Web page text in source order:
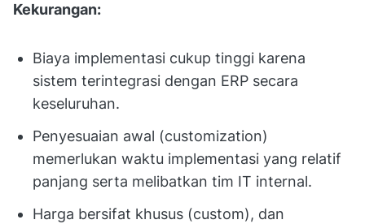
Kekurangan:
Biaya implementasi cukup tinggi karena
sistem terintegrasi dengan ERP secara
keseluruhan.
Penyesuaian awal (customization)
memerlukan waktu implementasi yang relatif
panjang serta melibatkan tim IT internal.
Harga bersifat khusus (custom), dan